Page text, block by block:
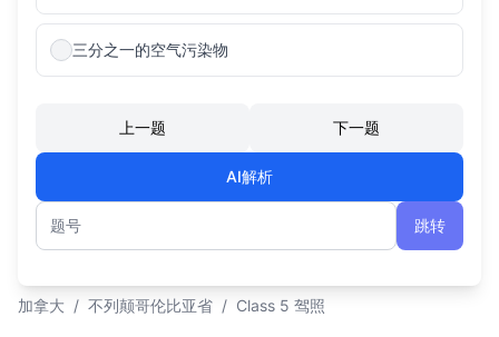
三分之一的空气污染物
上一题 下一题
AI解析
题号
跳转
加拿大 / 不列颠哥伦比亚省 / Class 5 驾照